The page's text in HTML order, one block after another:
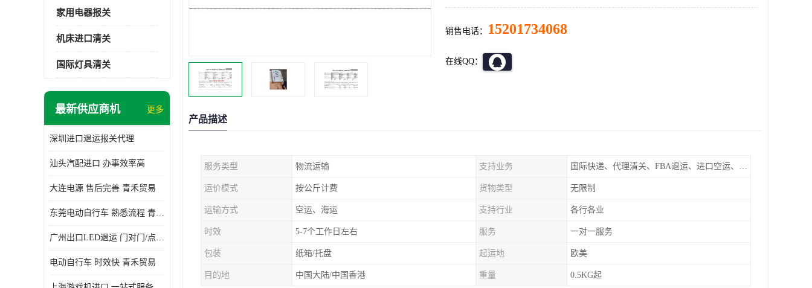
家用电器报关
机床进口清关
国际灯具清关
最新供应商机 更多
深圳进口退运报关代理
汕头汽配进口 办事效率高
大连电源 售后完善 青禾贸易
东莞电动自行车 熟悉流程 青禾贸易
广州出口LED退运 门对门/点对点
电动自行车 时效快 青禾贸易
销售电话： 15201734068
在线QQ：
产品描述
服务类型 物流运输 支持业务 国际快递、代理清关、FBA退运、进口空运、进口海运
运价模式 按公斤计费 货物类型 无限制
运输方式 空运、海运 支持行业 各行各业
时效 5-7个工作日左右 服务 一对一服务
包装 纸箱/托盘 起运地 欧美
目的地 中国大陆/中国香港 重量 0.5KG起